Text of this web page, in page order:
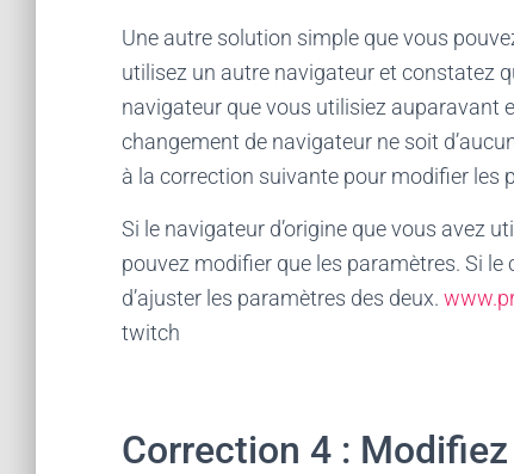
Une autre solution simple que vous
utilisez un autre navigateur et constatez
navigateur que vous utilisiez auparavant
changement de navigateur ne soit
à la correction suivante pour modifier les
Si le navigateur d’origine que vous avez
pouvez modifier que les paramètres. Si
d’ajuster les paramètres des deux.
twitch
Correction 4 :